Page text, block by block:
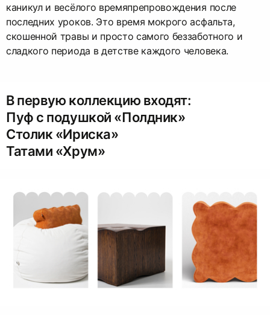
каникул и весёлого времяпрепровождения после
последних уроков. Это время мокрого асфальта,
скошенной травы и просто самого беззаботного и
сладкого периода в детстве каждого человека.
В первую коллекцию входят:
Пуф с подушкой «Полдник»
Столик «Ириска»
Татами «Хрум»